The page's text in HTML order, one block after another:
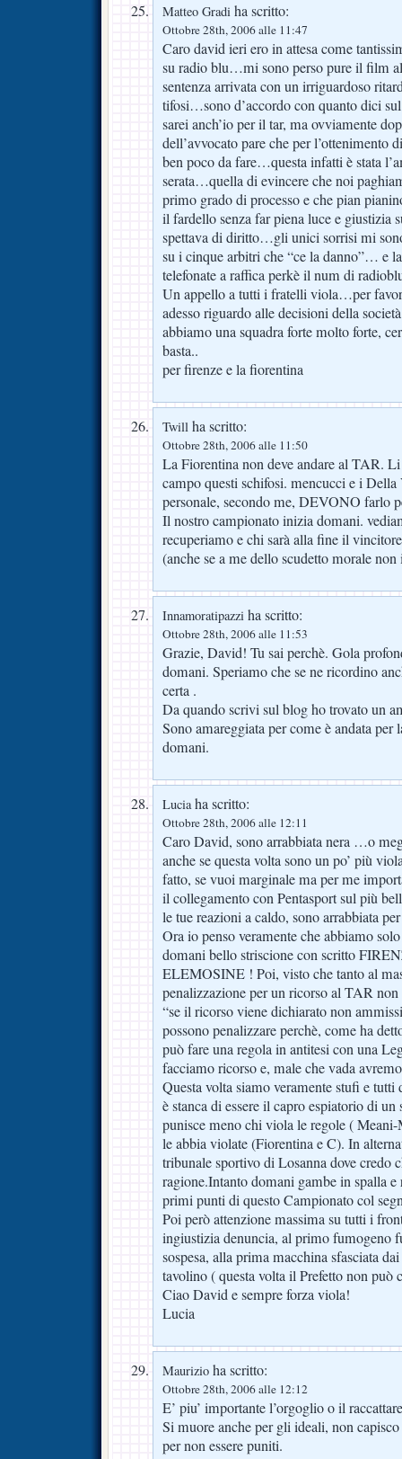
Matteo Gradi ha scritto:
Ottobre 28th, 2006 alle 11:47
Caro david ieri ero in attesa come
su radio blu…mi sono perso pure il film
sentenza arrivata con un irriguardoso
tifosi…sono d’accordo con quanto dici
sarei anch’io per il tar, ma ovviamente
dell’avvocato pare che per l’ottenimento
ben poco da fare…questa infatti è stata
serata…quella di evincere che noi
primo grado di processo e che pian
il fardello senza far piena luce e giustizia
spettava di diritto…gli unici sorrisi mi
su i cinque arbitri che “ce la danno”… e
telefonate a raffica perkè il num di
Un appello a tutti i fratelli viola…per
adesso riguardo alle decisioni della
abbiamo una squadra forte molto forte,
basta..
per firenze e la fiorentina
Twill ha scritto:
Ottobre 28th, 2006 alle 11:50
La Fiorentina non deve andare al TAR.
campo questi schifosi. mencucci e i
personale, secondo me, DEVONO farlo
Il nostro campionato inizia domani.
recuperiamo e chi sarà alla fine il
(anche se a me dello scudetto morale
Innamoratipazzi ha scritto:
Ottobre 28th, 2006 alle 11:53
Grazie, David! Tu sai perchè. Gola
domani. Speriamo che se ne ricordino
certa .
Da quando scrivi sul blog ho trovato un
Sono amareggiata per come è andata
domani.
Luciaha scritto:
Ottobre 28th, 2006 alle 12:11
Caro David, sono arrabbiata nera …o
anche se questa volta sono un po’ più
fatto, se vuoi marginale ma per me
il collegamento con Pentasport sul più
le tue reazioni a caldo, sono arrabbiata
Ora io penso veramente che abbiamo
domani bello striscione con scritto
ELEMOSINE ! Poi, visto che tanto al
penalizzazione per un ricorso al TAR non
“se il ricorso viene dichiarato non
possono penalizzare perchè, come ha
può fare una regola in antitesi con una
facciamo ricorso e, male che vada
Questa volta siamo veramente stufi e tutti
è stanca di essere il capro espiatorio di un
punisce meno chi viola le regole (
le abbia violate (Fiorentina e C). In
tribunale sportivo di Losanna dove credo
ragione.Intanto domani gambe in spalla
primi punti di questo Campionato col
Poi però attenzione massima su tutti i
ingiustizia denuncia, al primo fumogeno
sospesa, alla prima macchina sfasciata
tavolino ( questa volta il Prefetto non può
Ciao David e sempre forza viola!
Lucia
Maurizio ha scritto:
Ottobre 28th, 2006 alle 12:12
E’ piu’ importante l’orgoglio o il
Si muore anche per gli ideali, non
per non essere puniti.